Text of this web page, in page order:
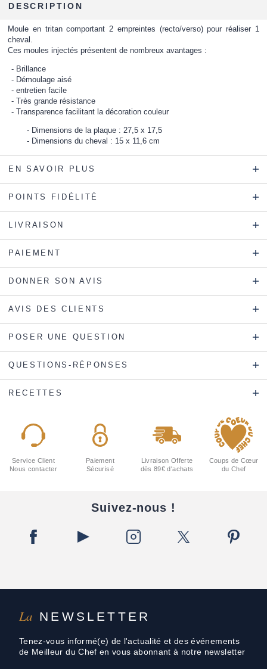
DESCRIPTION
Moule en tritan comportant 2 empreintes (recto/verso) pour réaliser 1
cheval.
Ces moules injectés présentent de nombreux avantages :
Brillance
Démoulage aisé
entretien facile
Très grande résistance
Transparence facilitant la décoration couleur
Dimensions de la plaque : 27,5 x 17,5
Dimensions du cheval : 15 x 11,6 cm
EN SAVOIR PLUS
POINTS FIDÉLITÉ
LIVRAISON
PAIEMENT
DONNER SON AVIS
AVIS DES CLIENTS
POSER UNE QUESTION
QUESTIONS-RÉPONSES
RECETTES
La NEWSLETTER
Tenez-vous informé(e) de l'actualité et des événements
de Meilleur du Chef en vous abonnant à notre newsletter
Service Client
Nous contacter
Paiement
Sécurisé
Livraison Offerte
dès 89€ d'achats
Coups de Cœur
du Chef
Suivez-nous !